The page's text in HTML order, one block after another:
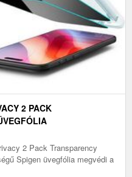
2 PACK
2 Pack Transparency
Spigen üvegfólia megvédi a